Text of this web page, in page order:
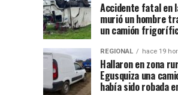
Accidente fatal en
murió un hombre
un camión
REGIONAL hace 19
Hallaron en zona
Egusquiza una
había sido robada